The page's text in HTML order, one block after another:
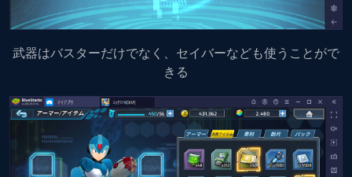
武器はバスターだけでなく、セイバーなども使うことがで
きる